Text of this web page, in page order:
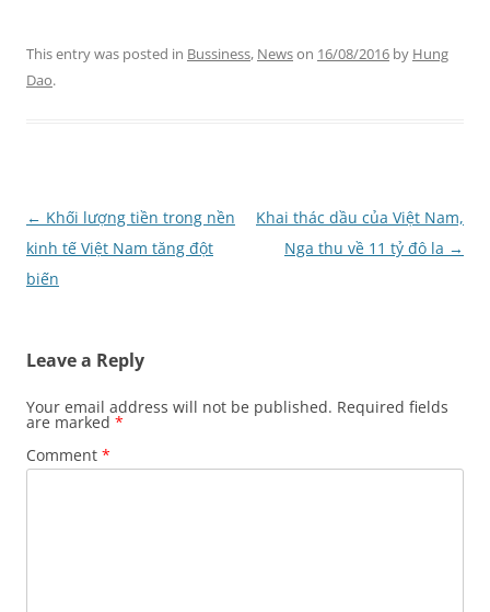
This entry was posted in Bussiness, Newson 16/08/2016 by Hung
Dao.
Post
navigation
← Khối lượng tiền trong nền
kinh tế Việt Nam tăng đột
biến
Khai thác dầu của Việt Nam,
Nga thu về 11 tỷ đô la →
Leave a Reply
Your email address will not be published. Required fields
are marked *
Comment *